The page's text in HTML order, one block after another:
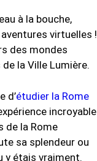
à la bouche,
virtuelles !
des mondes
la Ville Lumière.
d’étudier la Rome
incroyable
de la Rome
sa splendeur ou
y étais vraiment.